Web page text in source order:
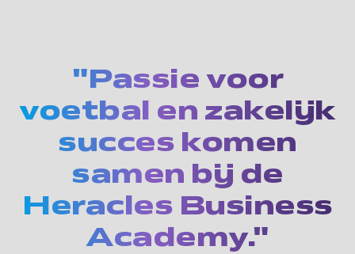
"Passie voor
voetbal en zakelijk
succes komen
samen bij de
Heracles Business
Academy."